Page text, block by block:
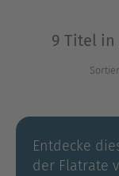
unseres
klitzekleinen
präsentieren
9 Titel in
Entdecke
der Flatrate